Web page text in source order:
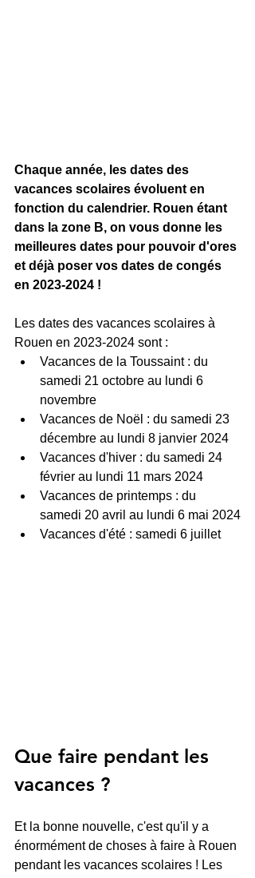
Chaque année, les dates des
vacances scolaires évoluent en
fonction du calendrier. Rouen étant
dans la zone B, on vous donne les
meilleures dates pour pouvoir d'ores
et déjà poser vos dates de congés
en 2023-2024 !
Les dates des vacances scolaires à
Rouen en 2023-2024 sont :
Vacances de la Toussaint : du
samedi 21 octobre au lundi 6
novembre
Vacances de Noël : du samedi 23
décembre au lundi 8 janvier 2024
Vacances d'hiver : du samedi 24
février au lundi 11 mars 2024
Vacances de printemps : du
samedi 20 avril au lundi 6 mai 2024
Vacances d'été : samedi 6 juillet
Que faire pendant les
vacances ?
Et la bonne nouvelle, c'est qu'il y a
énormément de choses à faire à Rouen
pendant les vacances scolaires ! Les